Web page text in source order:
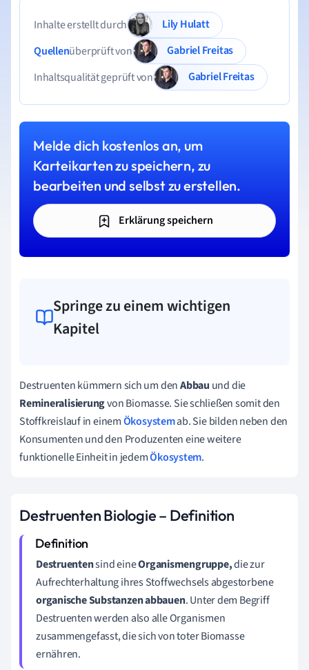
Inhalte erstellt durch
Lily Hulatt
Quellenüberprüft von
Gabriel Freitas
Inhaltsqualität geprüft von
Gabriel Freitas
Melde dich kostenlos an, um
Karteikarten zu speichern, zu
bearbeiten und selbst zu erstellen.
Erklärung speichern
Springe zu einem wichtigen
Kapitel
Destruenten kümmern sich um denAbbau und die
Remineralisierungvon Biomasse. Sie schließen somit den
Stoffkreislauf in einemÖkosystemab.Sie bilden neben den
Konsumenten und den Produzenten eine weitere
funktionelle Einheit in jedemÖkosystem.
Destruenten Biologie – Definition
Destruentensind eineOrganismengruppe,die zur
Aufrechterhaltung ihres Stoffwechsels abgestorbene
organische Substanzen abbauen. Unter dem Begriff
Destruenten werden also alle Organismen
zusammengefasst, die sich von toter Biomasse
ernähren.